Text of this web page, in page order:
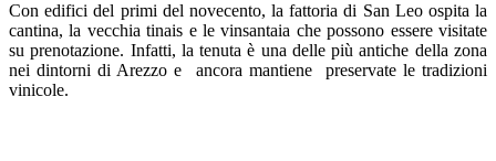
Con edifici del primi del novecento, la fattoria di San Leo ospita la
cantina, la vecchia tinais e le vinsantaia che possono essere visitate
su prenotazione. Infatti, la tenuta è una delle più antiche della zona
nei dintorni di Arezzo e ancora mantiene preservate le tradizioni
vinicole.